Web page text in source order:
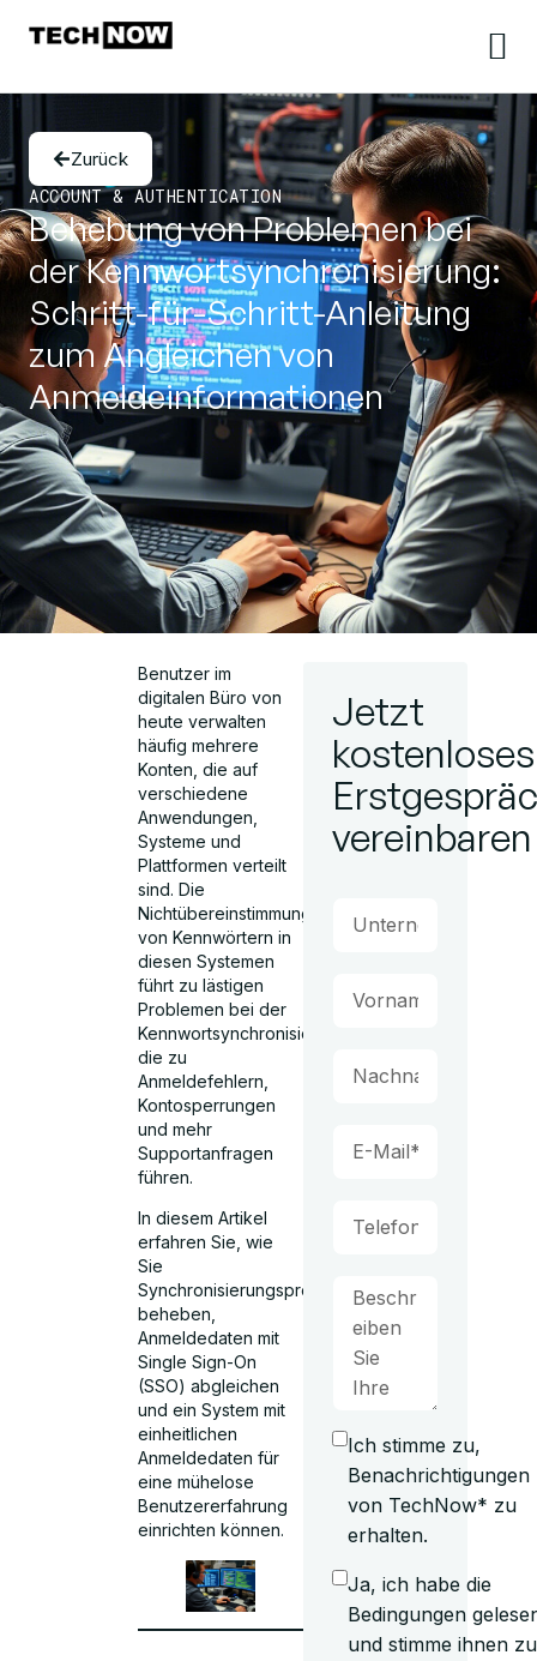
Zurück
ACCOUNT & AUTHENTICATION
Behebung von Problemen bei
der Kennwortsynchronisierung:
Schritt-für-Schritt-Anleitung
zum Angleichen von
Anmeldeinformationen
Benutzer im
digitalen Büro von
heute verwalten
häufig mehrere
Konten, die auf
verschiedene
Anwendungen,
Systeme und
Plattformen verteilt
sind. Die
Nichtübereinstimmung
von Kennwörtern in
diesen Systemen
führt zu lästigen
Problemen bei der
Kennwortsynchronisierung,
die zu
Anmeldefehlern,
Kontosperrungen
und mehr
Supportanfragen
führen.
In diesem Artikel
erfahren Sie, wie
Sie
Synchronisierungsprobleme
beheben,
Anmeldedaten mit
Single Sign-On
(SSO) abgleichen
und ein System mit
einheitlichen
Anmeldedaten für
eine mühelose
Benutzererfahrung
einrichten können.
Jetzt
kostenloses
vereinbaren
Ich stimme zu,
Benachrichtigungen
von TechNow* zu
erhalten.
Ja, ich habe die
Bedingungen
und stimme ihnen